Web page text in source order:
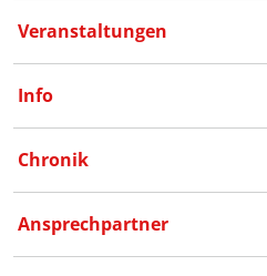
Veranstaltungen
Info
Chronik
Ansprechpartner